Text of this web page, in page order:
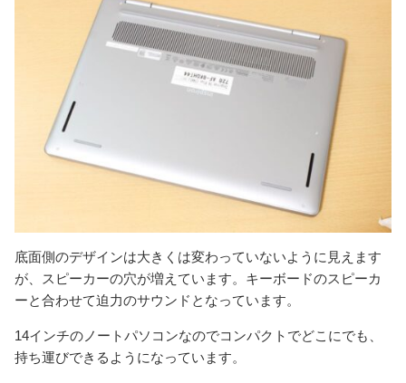
底面側のデザインは大きくは変わっていないように見えます
が、スピーカーの穴が増えています。キーボードのスピーカ
ーと合わせて迫力のサウンドとなっています。
14インチのノートパソコンなのでコンパクトでどこにでも、
持ち運びできるようになっています。